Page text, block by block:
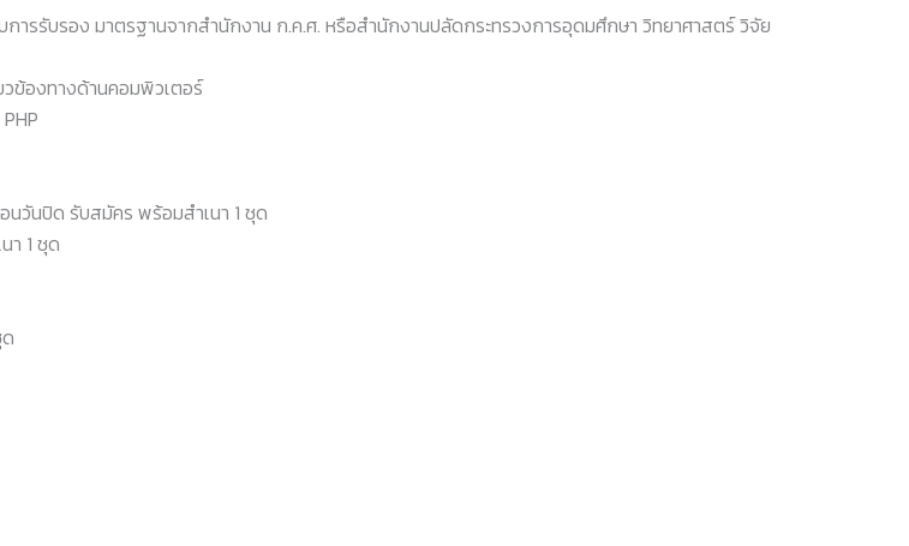
รรับรอง มาตรฐานจากสํานักงาน ก.ค.ศ. หรือสํานักงานปลัดกระทรวงการอุดมศึกษา วิทยาศาสตร์ วิจัย
ข้องทางด้านคอมพิวเตอร์
วันปิด รับสมัคร พร้อมสําเนา 1 ชุด
า 1 ชุด